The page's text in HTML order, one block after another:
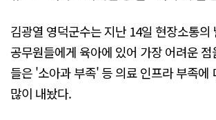
김광열 영덕군수는 지난 14일 현장소통의
공무원들에게 육아에 있어 가장 어려운
들은 '소아과 부족' 등 의료 인프라 부족에
많이 내놨다.